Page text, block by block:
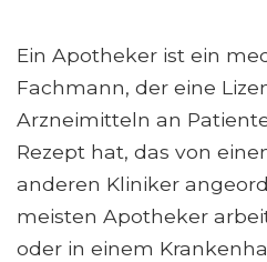
Ein Apotheker ist ein
Fachmann, der eine
Arzneimitteln an
Rezept hat, das von
anderen Kliniker
meisten Apotheker
oder in einem